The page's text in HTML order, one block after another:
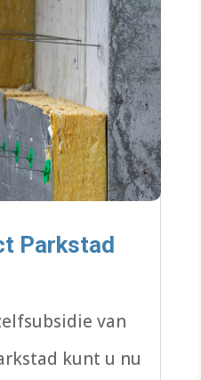
Parkstad
van
kunt u nu